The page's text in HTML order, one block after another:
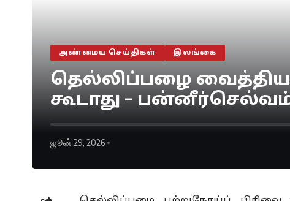
அண்மைய செய்திகள் இலங்கை
தெல்லிப்பழை
கூடாது –
ஜூன் 29, 2026